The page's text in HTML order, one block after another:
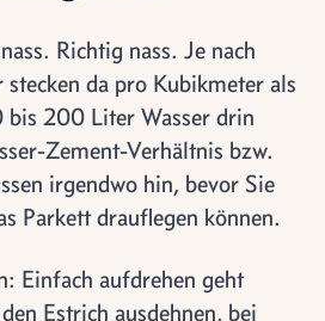
Richtig nass. Je nach
stecken da pro Kubikmeter als
bis 200 Liter Wasser drin
Zement-Verhältnis bzw.
irgendwo hin, bevor Sie
Parkett drauflegen können.
Einfach aufdrehen geht
Estrich ausdehnen, bei